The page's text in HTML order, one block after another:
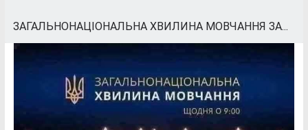
ЗАГАЛЬНОНАЦІОНАЛЬНА ХВИЛИНА МОВЧАННЯ ЗА...